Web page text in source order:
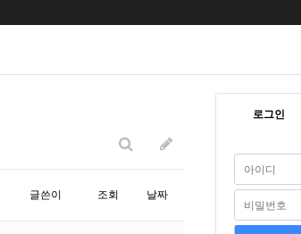
글쓴이 조회 날짜
로그인